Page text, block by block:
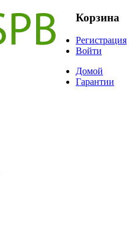
Корзина
Регистрация
Войти
Домой
Гарантии